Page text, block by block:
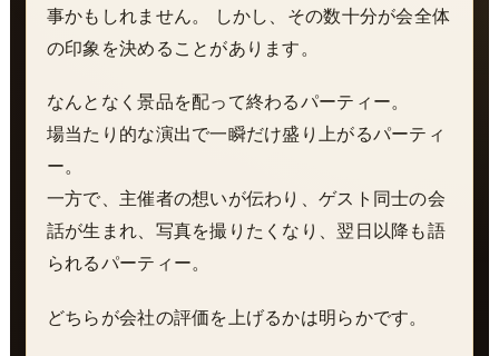
事かもしれません。 しかし、その数十分が会全体
の印象を決めることがあります。
なんとなく景品を配って終わるパーティー。
場当たり的な演出で一瞬だけ盛り上がるパーティ
ー。
一方で、主催者の想いが伝わり、ゲスト同士の会
話が生まれ、写真を撮りたくなり、翌日以降も語
られるパーティー。
どちらが会社の評価を上げるかは明らかです。